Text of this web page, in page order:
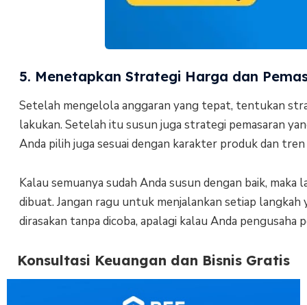
5. Menetapkan Strategi Harga dan
Setelah mengelola anggaran yang tepat, tentukan
lakukan. Setelah itu susun juga strategi pemasaran
Anda pilih juga sesuai dengan karakter produk dan tren
Kalau semuanya sudah Anda susun dengan baik,
dibuat. Jangan ragu untuk menjalankan setiap
dirasakan tanpa dicoba, apalagi kalau Anda pengusaha
Konsultasi Keuangan dan Bisnis Gratis